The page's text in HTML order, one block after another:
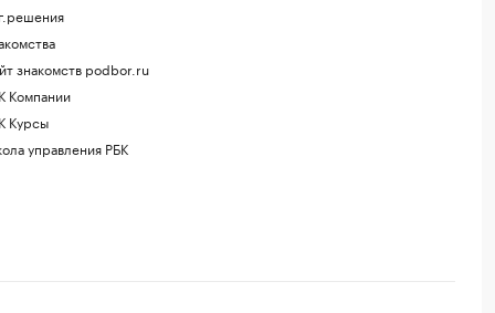
знакомств podbor.ru
Компании
Курсы
управления РБК